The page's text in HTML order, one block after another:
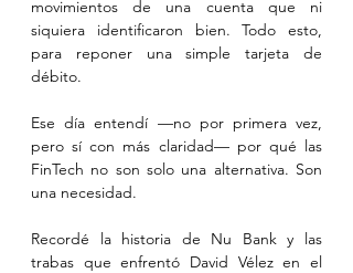
movimientos de una cuenta que ni
siquiera identificaron bien. Todo esto,
para reponer una simple tarjeta de
débito.
Ese día entendí —no por primera vez,
pero sí con más claridad— por qué las
FinTech no son solo una alternativa. Son
una necesidad.
Recordé la historia de Nu Bank y las
trabas que enfrentó David Vélez en el